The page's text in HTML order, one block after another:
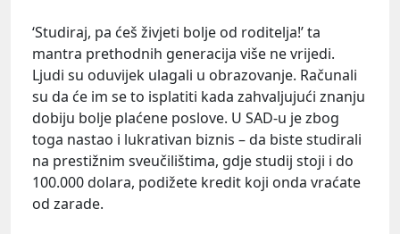
‘Studiraj, pa ćeš živjeti bolje od roditelja!’ ta
mantra prethodnih generacija više ne vrijedi.
Ljudi su oduvijek ulagali u obrazovanje. Računali
su da će im se to isplatiti kada zahvaljujući znanju
dobiju bolje plaćene poslove. U SAD-u je zbog
toga nastao i lukrativan biznis – da biste studirali
na prestižnim sveučilištima, gdje studij stoji i do
100.000 dolara, podižete kredit koji onda vraćate
od zarade.